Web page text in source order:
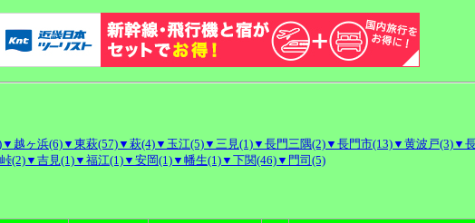
▼越ヶ浜(6)▼東萩(57)▼萩(4)▼玉江(5)▼三見(1)▼長門三隅(2)▼長門市(13)▼黄波戸(3)▼
(2)▼吉見(1)▼福江(1)▼安岡(1)▼幡生(1)▼下関(46)▼門司(5)